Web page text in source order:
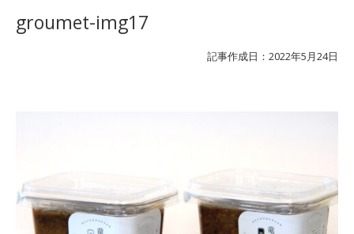
groumet-img17
記事作成日：2022年5月24日